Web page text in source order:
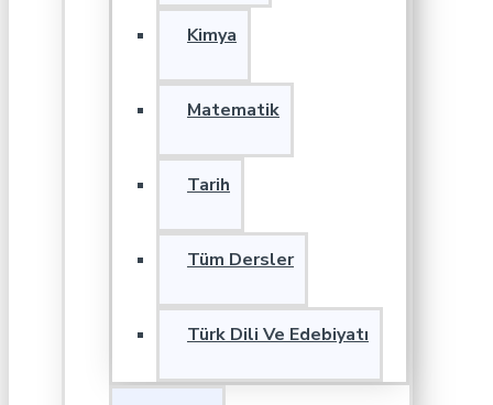
Kimya
Matematik
Tarih
Tüm Dersler
Türk Dili Ve Edebiyatı